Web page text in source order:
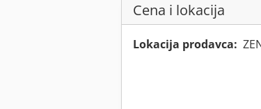
Cena i lokacija
Lokacija prodavca: